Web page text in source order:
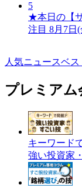
5
★本日の【
注目 8月7日(
人気ニュースベス
プレミアム
キーワード
強い投資家